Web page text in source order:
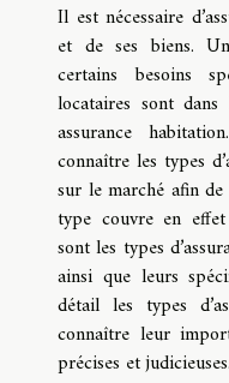
Il est nécessaire
et de ses biens.
certains besoins
locataires sont
assurance
connaître les types
sur le marché afin
type couvre en
sont les types
ainsi que leurs
détail les types
connaître leur
précises et judicieuses.